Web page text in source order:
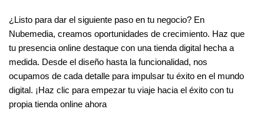
¿Listo para dar el siguiente paso en tu negocio? En
Nubemedia, creamos oportunidades de crecimiento. Haz que
tu presencia online destaque con una tienda digital hecha a
medida. Desde el diseño hasta la funcionalidad, nos
ocupamos de cada detalle para impulsar tu éxito en el mundo
digital. ¡Haz clic para empezar tu viaje hacia el éxito con tu
propia tienda online ahora